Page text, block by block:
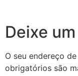
Deixe
O seu endereço
obrigatórios são